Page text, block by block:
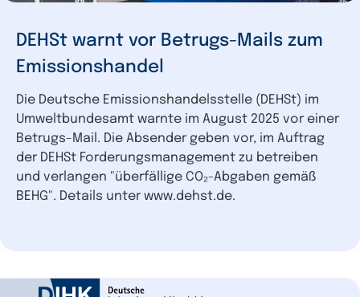
Unternehmensdaten
DEHSt warnt vor Betrugs-Mails zum
Emissionshandel
Die Deutsche Emissionshandelsstelle (DEHSt) im
Umweltbundesamt warnte im August 2025 vor einer
Betrugs-Mail. Die Absender geben vor, im Auftrag
der DEHSt Forderungsmanagement zu betreiben
und verlangen "überfällige CO₂-Abgaben gemäß
BEHG". Details unter www.dehst.de.